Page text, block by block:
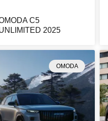
C5
2025
OMODA